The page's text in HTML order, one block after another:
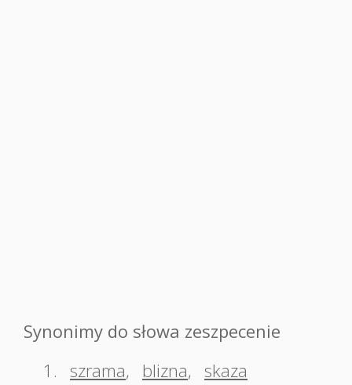
Synonimy do słowa zeszpecenie
1.
szrama, blizna, skaza